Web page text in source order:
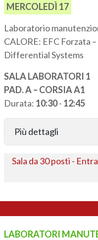
MERCOLEDÌ 17
Laboratorio
CALORE: EFC Forzata
Differential Systems
SALA LABORATORI 1
PAD. A – CORSIA A1
Durata: 10:30- 12:45
Più dettagli
Sala da 30 posti -
LABORATORI